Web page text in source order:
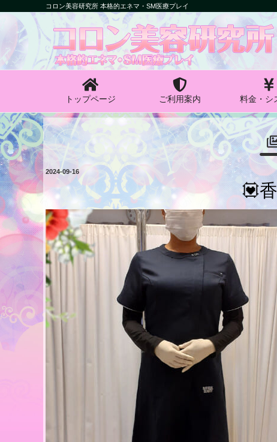
ツ
へ
ッ
プ
コロン美容研究所 本格的エネマ・SM医療プレイ
コロン美容研究所
本格的エネマ・SM医療プレイ
トップページ ご利用案内 料金・シ
投
2024-09-16
💟